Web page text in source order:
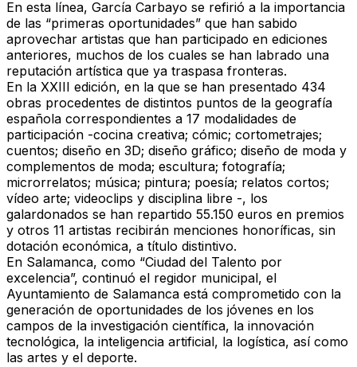
En esta línea, García Carbayo se refirió a la importancia
de las “primeras oportunidades” que han sabido
aprovechar artistas que han participado en ediciones
anteriores, muchos de los cuales se han labrado una
reputación artística que ya traspasa fronteras.
En la XXIII edición, en la que se han presentado 434
obras procedentes de distintos puntos de la geografía
española correspondientes a 17 modalidades de
participación -cocina creativa; cómic; cortometrajes;
cuentos; diseño en 3D; diseño gráfico; diseño de moda y
complementos de moda; escultura; fotografía;
microrrelatos; música; pintura; poesía; relatos cortos;
vídeo arte; videoclips y disciplina libre -, los
galardonados se han repartido 55.150 euros en premios
y otros 11 artistas recibirán menciones honoríficas, sin
dotación económica, a título distintivo.
En Salamanca, como “Ciudad del Talento por
excelencia”, continuó el regidor municipal, el
Ayuntamiento de Salamanca está comprometido con la
generación de oportunidades de los jóvenes en los
campos de la investigación científica, la innovación
tecnológica, la inteligencia artificial, la logística, así como
las artes y el deporte.